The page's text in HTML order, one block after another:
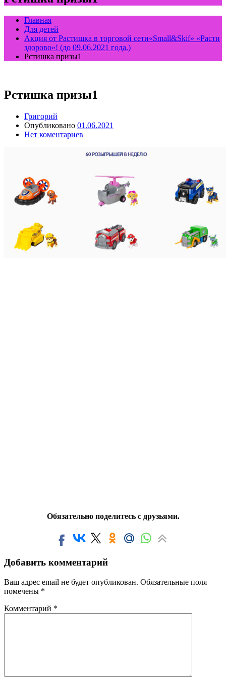
Главная
Для детей
Акция от Растишка в торговой сети«Small&Skif» «Расти
здорово»! (до 09.06.2021 года.)
Рстишка призы1
Рстишка призы1
Григорий
Опубликовано 01.06.2021
Нет коментариев
Обязательно поделитесь с друзьями.
Добавить комментарий
Ваш адрес email не будет опубликован. Обязательные поля
помечены *
Комментарий *